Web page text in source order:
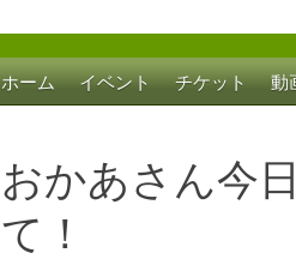
幕別町百年記
ホールで行われる公演や講座のご案内
ホーム イベント チケット 動
おかあさん今
て！